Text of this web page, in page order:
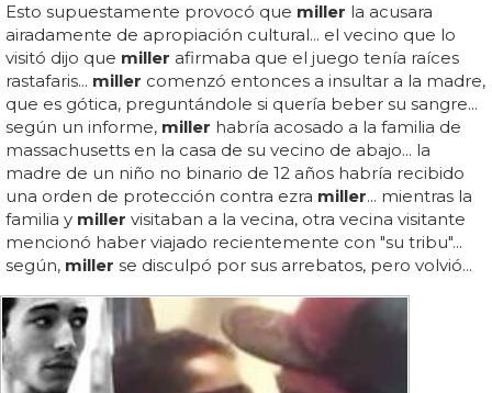
Esto supuestamente provocó que miller la acusara
airadamente de apropiación cultural... el vecino que lo
visitó dijo que miller afirmaba que el juego tenía raíces
rastafaris... miller comenzó entonces a insultar a la madre,
que es gótica, preguntándole si quería beber su sangre...
según un informe, miller habría acosado a la familia de
massachusetts en la casa de su vecino de abajo... la
madre de un niño no binario de 12 años habría recibido
una orden de protección contra ezra miller... mientras la
familia y miller visitaban a la vecina, otra vecina visitante
mencionó haber viajado recientemente con "su tribu"...
según, miller se disculpó por sus arrebatos, pero volvió...